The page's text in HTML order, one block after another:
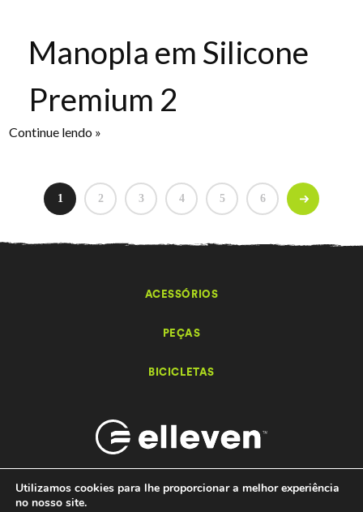
Manopla em Silicone
Premium 2
Continue lendo »
1 2 3 4 5 6
ACESSÓRIOS
PEÇAS
BICICLETAS
Utilizamos cookies para lhe proporcionar a melhor experiência
no nosso site.